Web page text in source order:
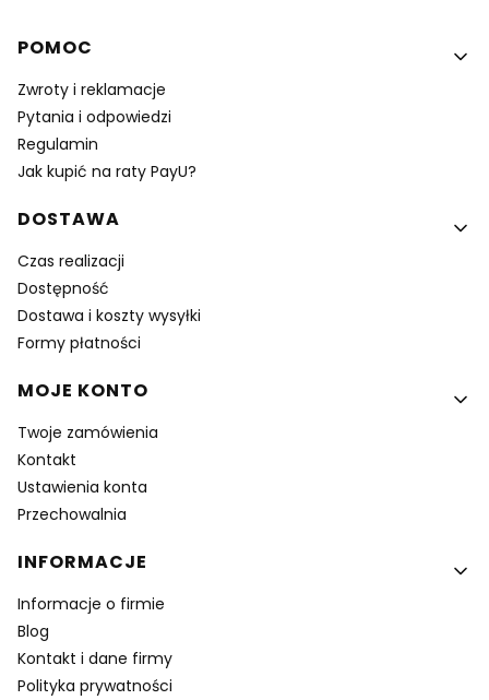
Linki w stopce
POMOC
Zwroty i reklamacje
Pytania i odpowiedzi
Regulamin
Jak kupić na raty PayU?
DOSTAWA
Czas realizacji
Dostępność
Dostawa i koszty wysyłki
Formy płatności
MOJE KONTO
Twoje zamówienia
Kontakt
Ustawienia konta
Przechowalnia
INFORMACJE
Informacje o firmie
Blog
Kontakt i dane firmy
Polityka prywatności